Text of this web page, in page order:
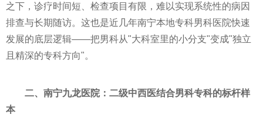
之下，诊疗时间短、检查项目有限，难以实现系统性的病因
排查与长期随访。这也是近几年南宁本地专科男科医院快速
发展的底层逻辑——把男科从"大科室里的小分支"变成"独立
且精深的专科方向"。
二、南宁九龙医院：二级中西医结合男科专科的标杆样
本